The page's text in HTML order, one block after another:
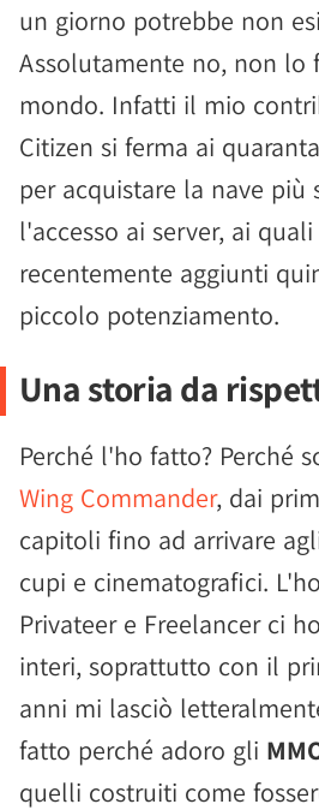
un giorno potrebbe non
Assolutamente no, non lo
mondo. Infatti il mio
Citizen si ferma ai
per acquistare la nave più
l'accesso ai server, ai
recentemente aggiunti
piccolo potenziamento.
Una storia da
Perché l'ho fatto? Perché
Wing Commander, dai
capitoli fino ad arrivare
cupi e cinematografici.
Privateer e Freelancer ci
interi, soprattutto con il
anni mi lasciò
fatto perché adoro gli
quelli costruiti come